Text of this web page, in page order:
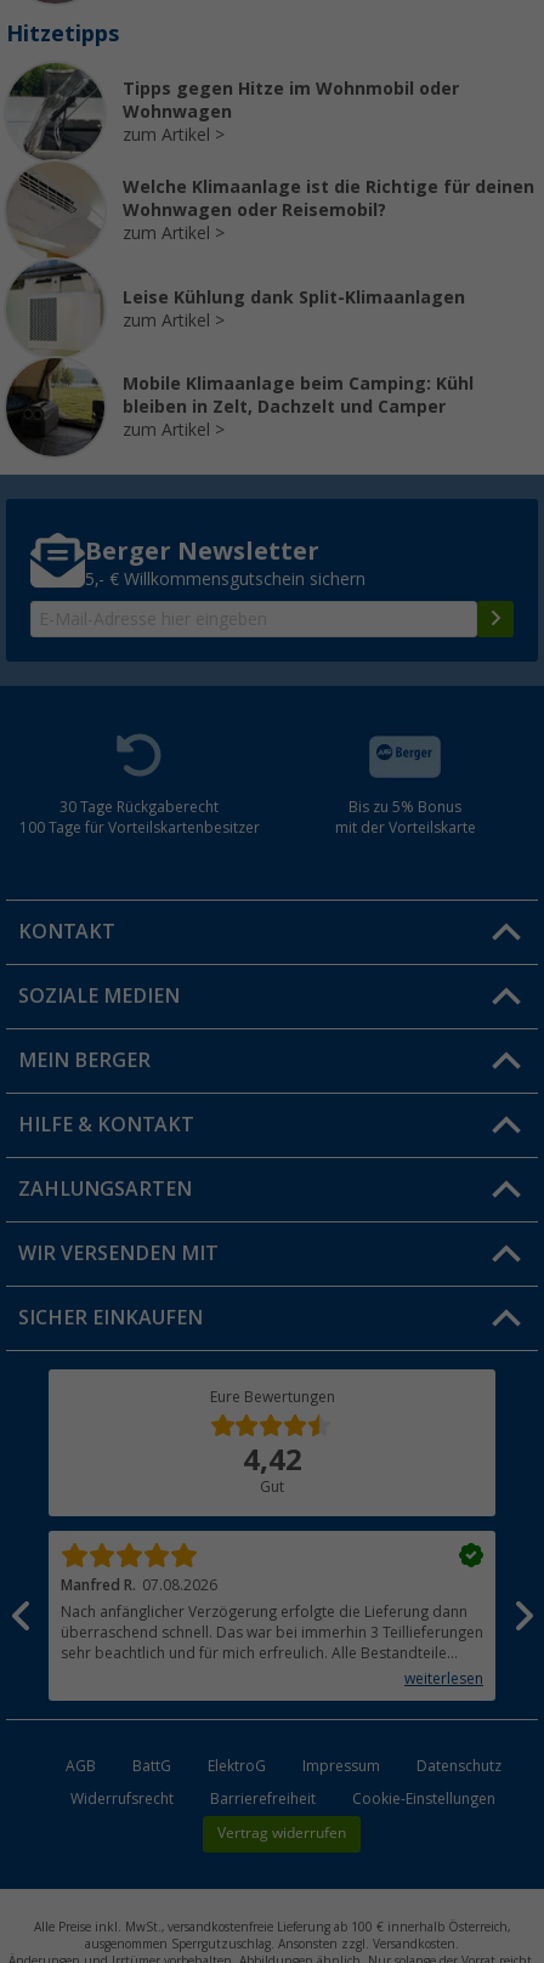
Hitzetipps
Tipps gegen Hitze im Wohnmobil oder
Wohnwagen
zum Artikel
Welche Klimaanlage ist die Richtige für deinen
Wohnwagen oder Reisemobil?
zum Artikel
Leise Kühlung dank Split-Klimaanlagen
zum Artikel
Mobile Klimaanlage beim Camping: Kühl
bleiben in Zelt, Dachzelt und Camper
zum Artikel
Berger Newsletter
5,- € Willkommensgutschein sichern
30 Tage Rückgaberecht
100 Tage für Vorteilskartenbesitzer
Bis zu 5% Bonus
mit der Vorteilskarte
KONTAKT
Du hast eine Frage?
Filiale finden
SOZIALE MEDIEN
MEIN BERGER
Vorteilskarte
Blog
Jobs & Karriere
HILFE & KONTAKT
FAQ & Kontakt
Versandinformationen
Rücksendung
ZAHLUNGSARTEN
WIR VERSENDEN MIT
SICHER EINKAUFEN
Eure Bewertungen
4,42
Gut
Manfred R. 07.08.2026
Nach anfänglicher Verzögerung erfolgte die Lieferung dann
überraschend schnell. Das war bei immerhin 3 Teillieferungen
sehr beachtlich und für mich erfreulich. Alle Bestandteile
waren gut verpackt und in Ordnung. Das Gerät (Gasgrill)weiterlesen
AGB BattG ElektroG Impressum
Datenschutz
Widerrufsrecht
Barrierefreiheit Cookie-Einstellungen
Vertrag widerrufen
Alle Preise inkl. MwSt., versandkostenfreie Lieferung ab 100 € innerhalb Österreich,
ausgenommen Sperrgutzuschlag. Ansonsten zzgl. Versandkosten.